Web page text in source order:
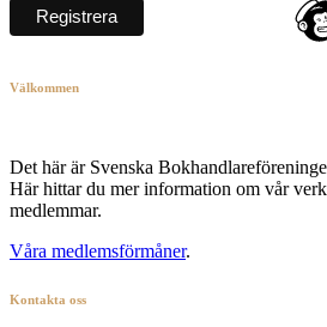
Välkommen
Det här är Svenska
Här hittar du mer information om vår
medlemmar.
Våra medlemsförmåner.
Kontakta oss